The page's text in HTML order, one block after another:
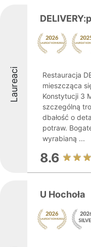
Laureaci
Restauracja
mieszcząca
Konstytucji 3
szczególną
dbałość o
potraw.
wyrabianą ...
8.6
U Hochoła